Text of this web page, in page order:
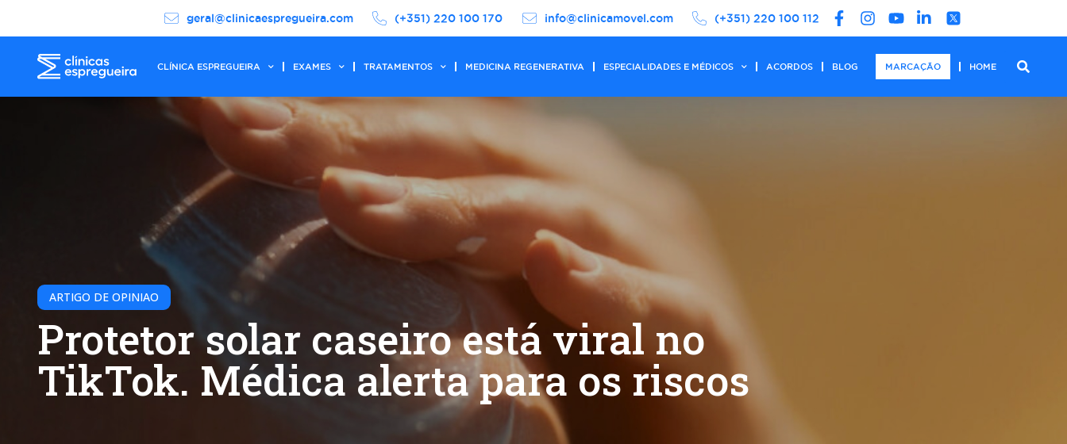
geral@clinicaespregueira.com (+351) 220 100 170 info@clinicamovel.com (+351) 220 100 112
CLÍNICA ESPREGUEIRA EXAMES TRATAMENTOS MEDICINA REGENERATIVA ESPECIALIDADES E MÉDICOS ACORDOS BLOG MARCAÇÃO HOME
ARTIGO DE OPINIAO
Protetor solar caseiro está viral no
TikTok. Médica alerta para os riscos